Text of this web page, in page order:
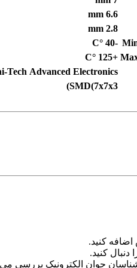
6.6
mm
2.8
mm
-40
°C
+125
°C
Tech Advanced Electronics
SMD(7x7x3)
کنید.
دنبال کنید.
جوان الکترونیک بررسی